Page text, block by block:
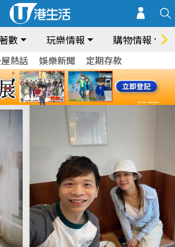
數 玩樂情報 購物情報
熱話 娛樂新聞 定期存款